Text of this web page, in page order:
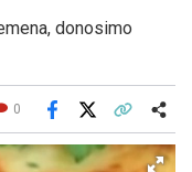
donosimo
0
Facebook